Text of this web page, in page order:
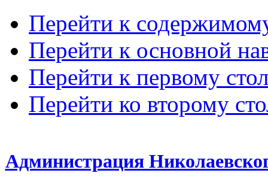
Перейти к
Перейти к основной
Перейти к первому
Перейти ко второму
Администрация